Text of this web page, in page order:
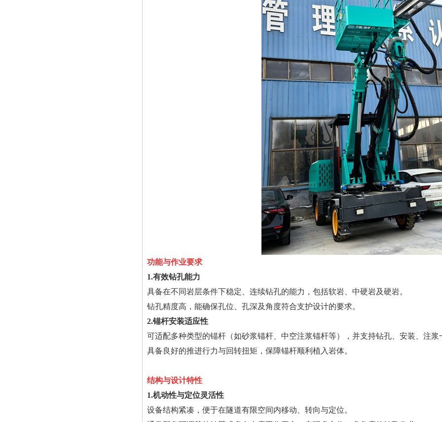
功能与作业要求
1.有效钻孔能力
具备在不同岩层条件下稳定、连续钻孔的能力，包括软岩、中硬岩及硬岩。
钻孔精度高，能确保孔位、孔深及角度符合支护设计的要求。
2.锚杆安装适应性
可适配多种类型的锚杆（如砂浆锚杆、中空注浆锚杆等），并支持钻孔、安装、注浆
具备良好的推进行力与回转扭矩，保障锚杆顺利植入岩体。
结构与设计特性
1.机动性与定位灵活性
设备结构紧凑，便于在隧道有限空间内移动、转向与定位。